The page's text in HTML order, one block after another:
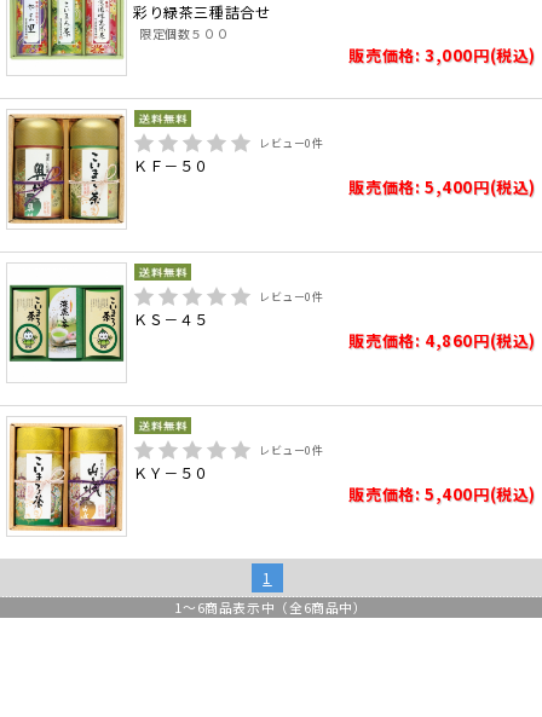
彩り緑茶三種詰合せ
限定個数５００
販売価格: 3,000円(税込)
レビュー0件
ＫＦ－５０
販売価格: 5,400円(税込)
レビュー0件
ＫＳ－４５
販売価格: 4,860円(税込)
レビュー0件
ＫＹ－５０
販売価格: 5,400円(税込)
1
1 ～6商品表示中（全6商品中）